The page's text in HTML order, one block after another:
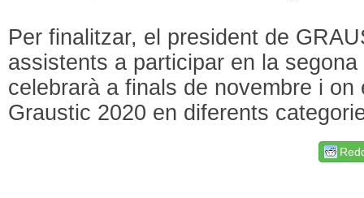
Per finalitzar, el president de
assistents a participar en la
celebrarà a finals de novembre i
Graustic 2020 en diferents